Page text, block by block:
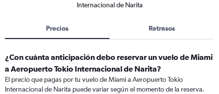
Internacional de Narita
Precios Retrasos
¿Con cuánta anticipación debo reservar un vuelo de Miami
a Aeropuerto Tokio Internacional de Narita?
El precio que pagas por tu vuelo de Miami a Aeropuerto Tokio
Internacional de Narita puede variar según el momento de la reserva.